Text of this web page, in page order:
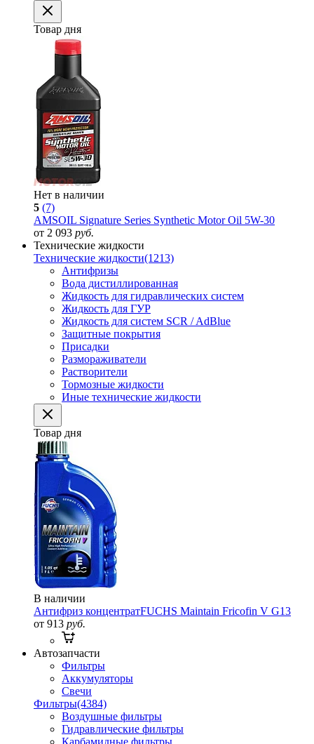
Товар дня
Нет в наличии
5 (7)
AMSOIL Signature Series Synthetic Motor Oil 5W-30
от 2 093 руб.
Технические жидкости
Технические жидкости(1213)
Антифризы
Вода дистиллированная
Жидкость для гидравлических систем
Жидкость для ГУР
Жидкость для систем SCR / AdBlue
Защитные покрытия
Присадки
Размораживатели
Растворители
Тормозные жидкости
Иные технические жидкости
Товар дня
В наличии
Антифриз концентратFUCHS Maintain Fricofin V G13
от 913 руб.
Автозапчасти
Фильтры
Аккумуляторы
Свечи
Фильтры(4384)
Воздушные фильтры
Гидравлические фильтры
Карбамидные фильтры